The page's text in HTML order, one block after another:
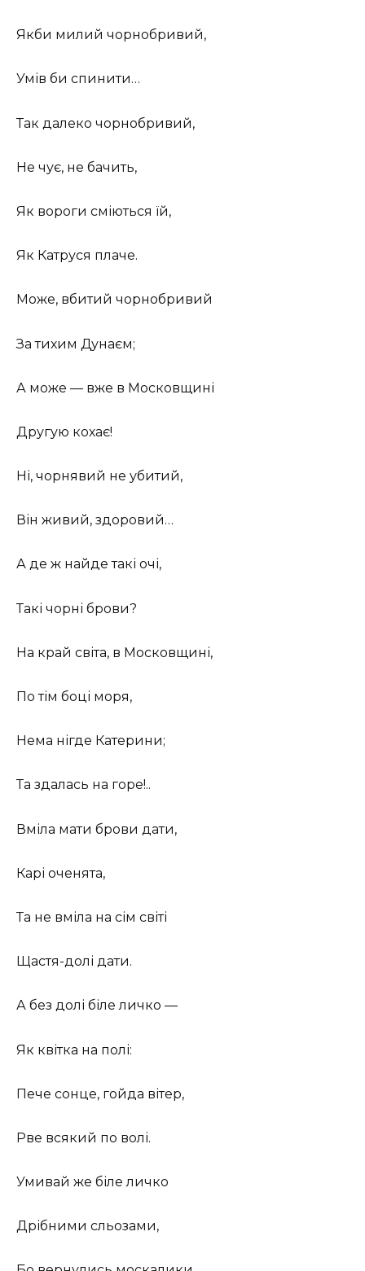
Якби милий чорнобривий,
Умів би спинити…
Так далеко чорнобривий,
Не чує, не бачить,
Як вороги сміються їй,
Як Катруся плаче.
Може, вбитий чорнобривий
За тихим Дунаєм;
А може — вже в Московщині
Другую кохає!
Ні, чорнявий не убитий,
Він живий, здоровий…
А де ж найде такі очі,
Такі чорні брови?
На край світа, в Московщині,
По тім боці моря,
Нема нігде Катерини;
Та здалась на горе!..
Вміла мати брови дати,
Карі оченята,
Та не вміла на сім світі
Щастя-долі дати.
А без долі біле личко —
Як квітка на полі:
Пече сонце, гойда вітер,
Рве всякий по волі.
Умивай же біле личко
Дрібними сльозами,